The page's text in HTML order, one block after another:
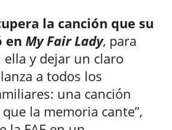
la canción que su
en My Fair Lady, para
ella y dejar un claro
a todos los
una canción
la memoria cante”,